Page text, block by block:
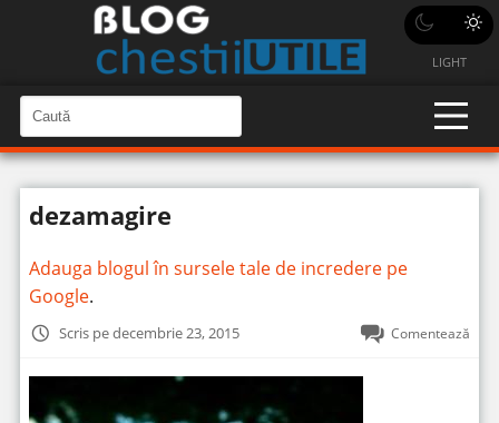
LIGHT
a
u
t
n
C
a
u
î
n
t
dezamagire
Adauga blogul în sursele tale de incredere pe
Google.
Scris pe decembrie 23, 2015 Comentează